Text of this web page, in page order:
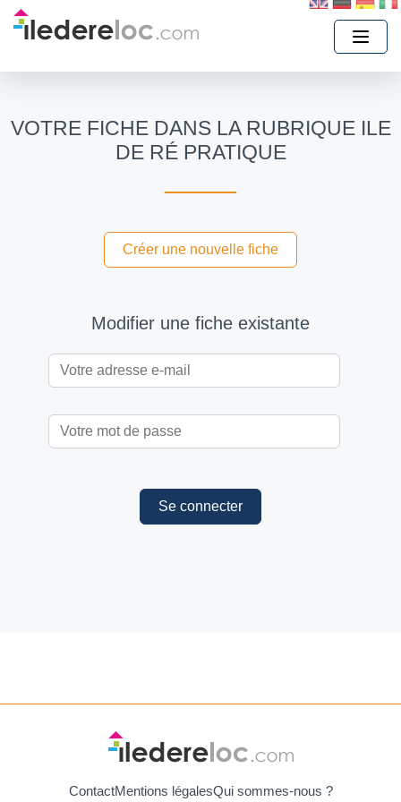
VOTRE FICHE DANS LA RUBRIQUE ILE
DE RÉ PRATIQUE
Créer une nouvelle fiche
Modifier une fiche existante
Se connecter
ContactMentions légalesQui sommes-nous ?